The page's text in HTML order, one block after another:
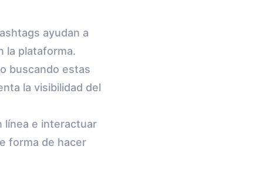
ayudan a
la plataforma.
buscando estas
la visibilidad del
línea e interactuar
forma de hacer